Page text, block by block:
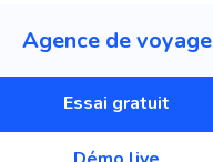
Agence de voyage
Essai gratuit